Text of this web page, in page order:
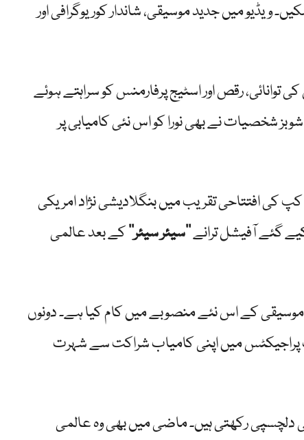
میں جدید موسیقی، شاندار کوریوگرافی اور
توانائی، رقص اور اسٹیج پرفارمنس کو سراہتے ہوئے
شخصیات نے بھی نورا کو اس نئی کامیابی پر
کی افتتاحی تقریب میں بنگلادیشی نژاد امریکی
گئے آفیشل ترانے’’سیئر سیئر‘‘کے بعد عالمی
موسیقی کے اس نئے منصوبے میں کام کیا ہے۔ دونوں
پراجیکٹس میں اپنی کامیاب شراکت سے شہرت
دلچسپی رکھتی ہیں۔ ماضی میں بھی وہ عالمی